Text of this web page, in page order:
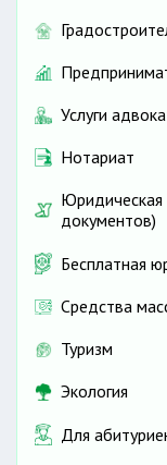
Услуги
Нотариат
документов)
Бесплатная
Средства
Туризм
Экология
Для